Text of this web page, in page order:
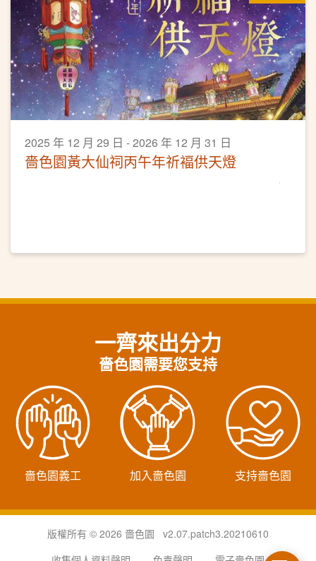
2025 年 12 月 29 日 - 2026 年 12 月 31 日
嗇色園黃大仙祠丙午年祈褔供天燈
一齊來出分力
嗇色園需要您支持
嗇色園義工 加入嗇色園 支持嗇色園
版權所有 © 2026 嗇色園 v2.07.patch3.20210610